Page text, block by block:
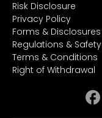
Risk Disclosure
Privacy Policy
Forms & Disclosures
Regulations & Safety
Terms & Conditions
Right of Withdrawal